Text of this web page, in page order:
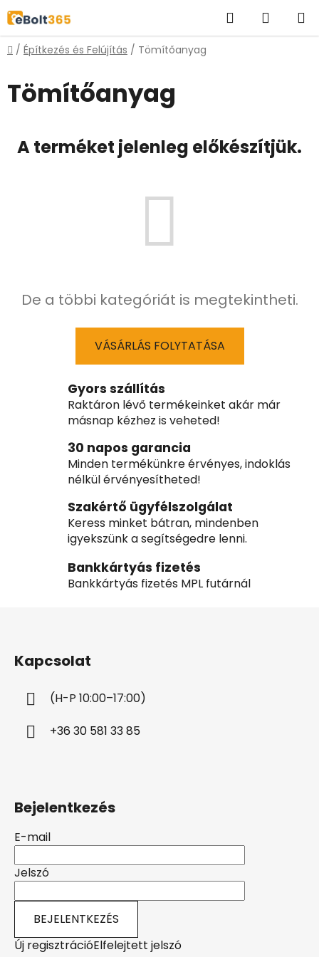
Ugrás
fő
tartalomhoz
KeresésKOSÁR
Kezdőlap
/ Építkezés és Felújítás / Tömítőanyag
Tömítőanyag
A terméket jelenleg előkészítjük.
De a többi kategóriát is megtekintheti.
VÁSÁRLÁS FOLYTATÁSA
Gyors szállítás
Raktáron lévő termékeinket akár már
másnap kézhez is veheted!
30 napos garancia
Minden termékünkre érvényes, indoklás
nélkül érvényesítheted!
Szakértő ügyfélszolgálat
Keress minket bátran, mindenben
igyekszünk a segítségedre lenni.
Bankkártyás fizetés
Bankkártyás fizetés MPL futárnál
Kapcsolat
(H-P 10:00–17:00)
+36 30 581 33 85
Bejelentkezés
E-mail
Jelszó
BEJELENTKEZÉS
Új regisztrációElfelejtett jelszó